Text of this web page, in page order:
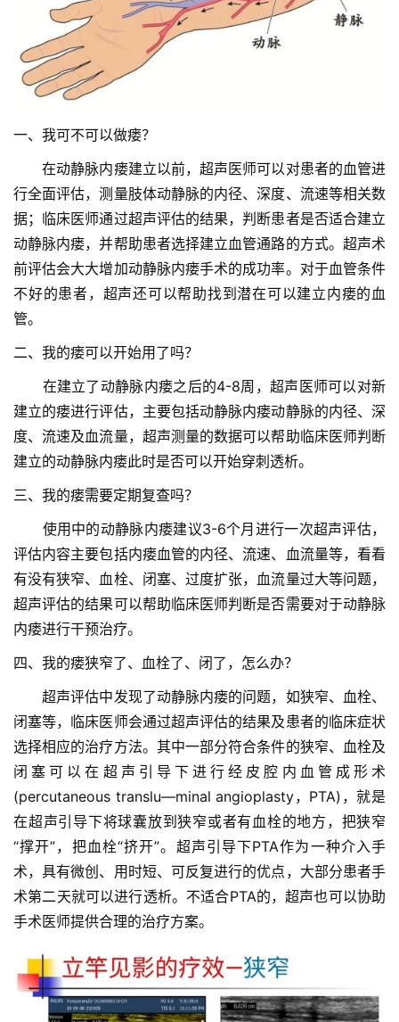
首
会
介
绍
党
建
工
作
组
建
设
一、我可不可以做瘘？
在动静脉内瘘建立以前，超声医师可以对患者的血管进
行全面评估，测量肢体动静脉的内径、深度、流速等相关数
据；临床医师通过超声评估的结果，判断患者是否适合建立
动静脉内瘘，并帮助患者选择建立血管通路的方式。超声术
前评估会大大增加动静脉内瘘手术的成功率。对于血管条件
不好的患者，超声还可以帮助找到潜在可以建立内瘘的血
管。
二、我的瘘可以开始用了吗？
在建立了动静脉内瘘之后的4-8周，超声医师可以对新
建立的瘘进行评估，主要包括动静脉内瘘动静脉的内径、深
度、流速及血流量，超声测量的数据可以帮助临床医师判断
建立的动静脉内瘘此时是否可以开始穿刺透析。
三、我的瘘需要定期复查吗？
使用中的动静脉内瘘建议3-6个月进行一次超声评估，
评估内容主要包括内瘘血管的内径、流速、血流量等，看看
有没有狭窄、血栓、闭塞、过度扩张，血流量过大等问题，
超声评估的结果可以帮助临床医师判断是否需要对于动静脉
内瘘进行干预治疗。
四、我的瘘狭窄了、血栓了、闭了，怎么办？
超声评估中发现了动静脉内瘘的问题，如狭窄、血栓、
闭塞等，临床医师会通过超声评估的结果及患者的临床症状
选择相应的治疗方法。其中一部分符合条件的狭窄、血栓及
闭塞可以在超声引导下进行经皮腔内血管成形术
(percutaneous translu—minal angioplasty，PTA)，就是
在超声引导下将球囊放到狭窄或者有血栓的地方，把狭窄
“撑开”，把血栓“挤开”。超声引导下PTA作为一种介入手
术，具有微创、用时短、可反复进行的优点，大部分患者手
术第二天就可以进行透析。不适合PTA的，超声也可以协助
手术医师提供合理的治疗方案。